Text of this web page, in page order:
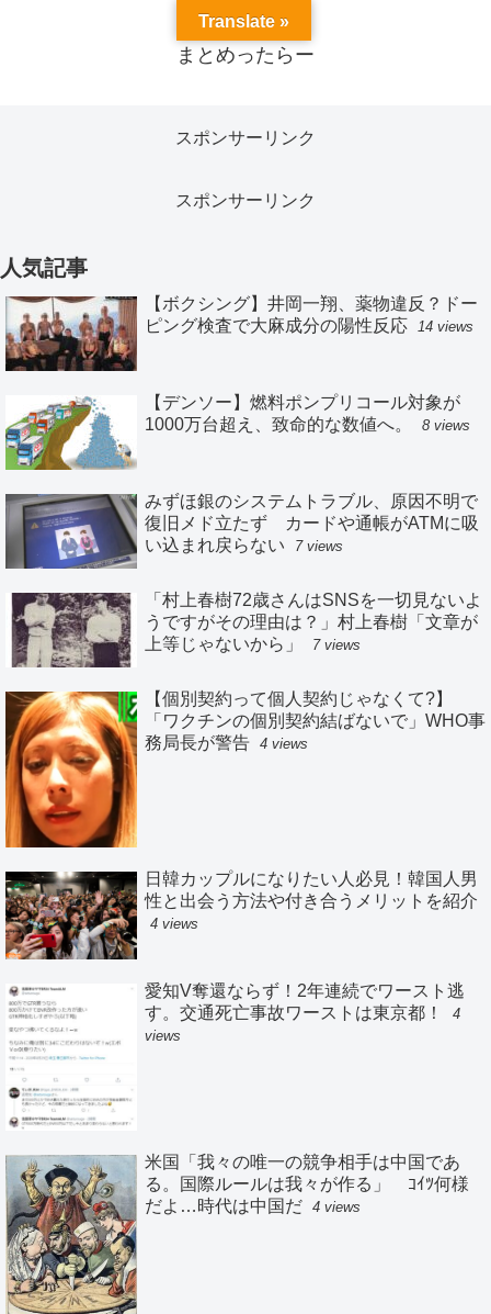
まとめったらー
スポンサーリンク
スポンサーリンク
人気記事
【ボクシング】井岡一翔、薬物違反？ドー
ピング検査で大麻成分の陽性反応
14 views
【デンソー】燃料ポンプリコール対象が
1000万台超え、致命的な数値へ。
8 views
みずほ銀のシステムトラブル、原因不明で
復旧メド立たず カードや通帳がATMに吸
い込まれ戻らない
7 views
「村上春樹72歳さんはSNSを一切見ないよ
うですがその理由は？」村上春樹「文章が
上等じゃないから」
7 views
【個別契約って個人契約じゃなくて?】
「ワクチンの個別契約結ばないで」WHO事
務局長が警告 4 views
日韓カップルになりたい人必見！韓国人男
性と出会う方法や付き合うメリットを紹介
4 views
愛知V奪還ならず！2年連続でワースト逃
す。交通死亡事故ワーストは東京都！
4
views
米国「我々の唯一の競争相手は中国であ
る。国際ルールは我々が作る」 ｺｲﾂ何様
だよ…時代は中国だ 4 views
Translate »